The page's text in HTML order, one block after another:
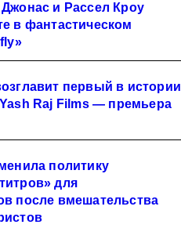
и Рассел Кроу
в фантастическом
первый в истории
Raj Films — премьера
политику
для
после вмешательства